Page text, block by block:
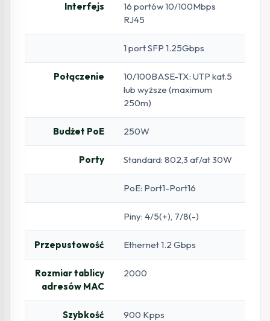
Interfejs
16 portów 10/100Mbps
RJ45
1 port SFP 1.25Gbps
Połączenie
10/100BASE-TX: UTP kat.5
lub wyższe (maximum
250m)
Budżet PoE 250W
Porty Standard: 802,3 af/at 30W
PoE: Port1-Port16
Piny: 4/5(+), 7/8(-)
Przepustowość Ethernet 1.2 Gbps
Rozmiar tablicy
adresów MAC
2000
Szybkość
900 Kpps